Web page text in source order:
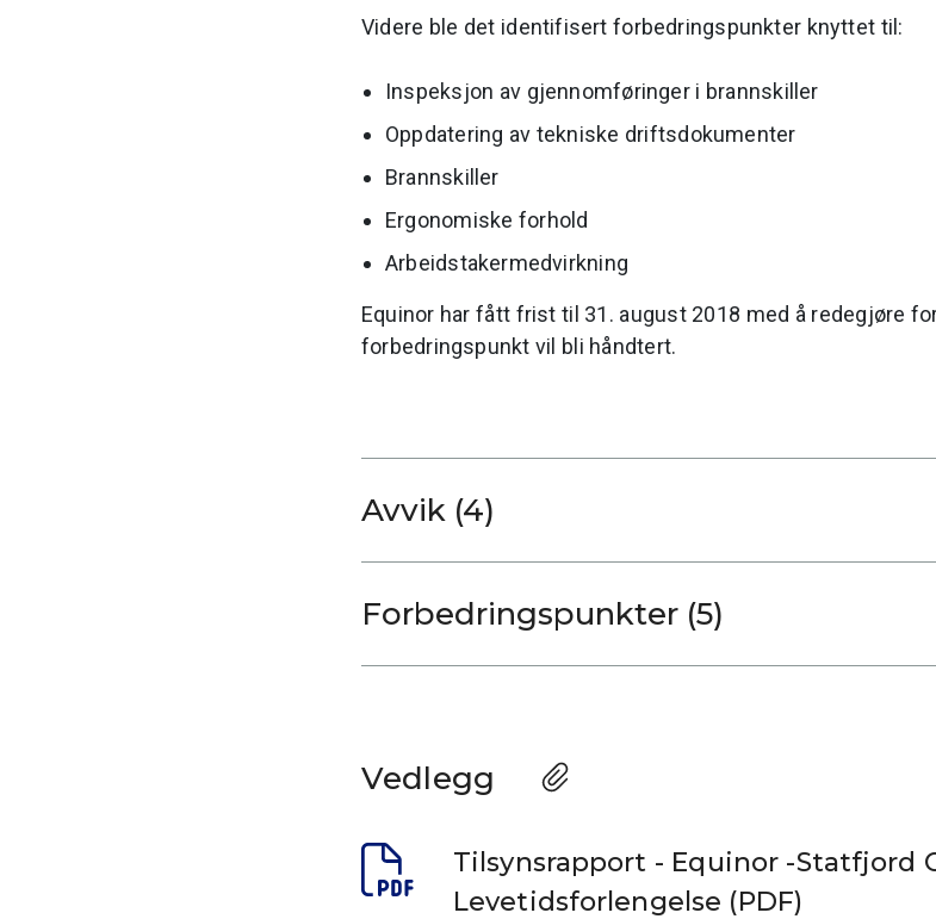
Videre ble det identifisert forbedringspunkter knyttet til:
Inspeksjon av gjennomføringer i brannskiller
Oppdatering av tekniske driftsdokumenter
Brannskiller
Ergonomiske forhold
Arbeidstakermedvirkning
Equinor har fått frist til 31. august 2018 med å redegjøre
forbedringspunkt vil bli håndtert.
Avvik (4)
Forbedringspunkter (5)
Vedlegg
Tilsynsrapport - Equinor -Statfjord
Levetidsforlengelse (PDF)